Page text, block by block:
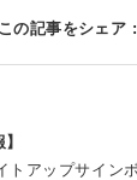
この記事をシェア :
トアップサイン